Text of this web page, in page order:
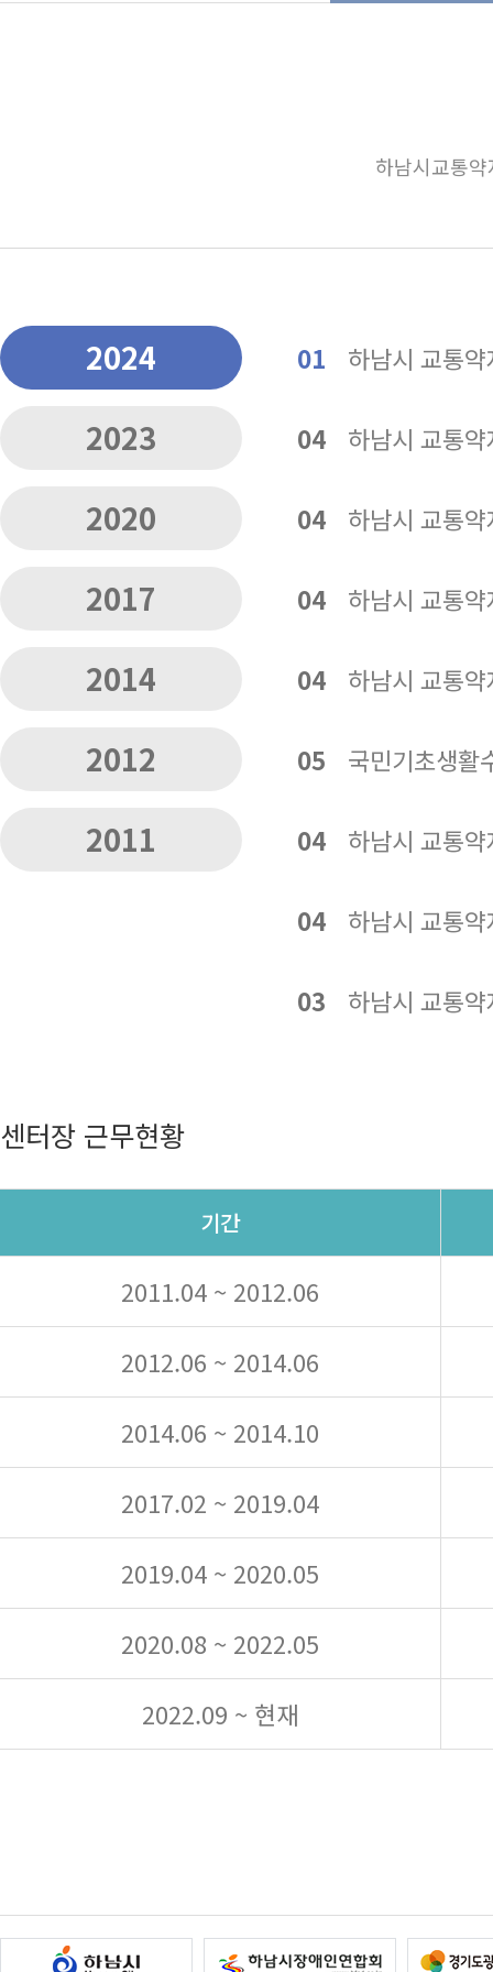
하남시교통
2024
2023
2020
2017
2014
2012
2011
01 하남시 교통
04 하남시 교통
04 하남시 교통
04 하남시 교통
04 하남시 교통
05 국민기초생활
04 하남시 교통
04 하남시 교통
03 하남시 교통
센터장 근무현황
기간
2011.04 ~ 2012.06
2012.06 ~ 2014.06
2014.06 ~ 2014.10
2017.02 ~ 2019.04
2019.04 ~ 2020.05
2020.08 ~ 2022.05
2022.09 ~ 현재